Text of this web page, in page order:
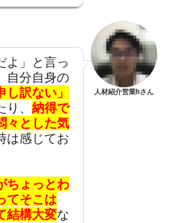
よ」と言っ
自分自身の
し訳ない」
、 納得で
々とした気
は感じてお
ちょっとわ
てそこは
結構大変な
人材紹介営業hさん